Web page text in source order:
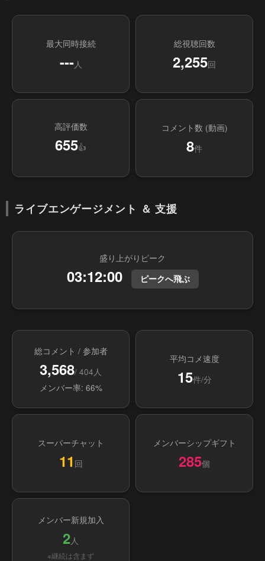
最大同時接続
---人
総視聴回数
2,255回
高評価数
655👍
コメント数 (動画)
8件
ライブエンゲージメント ＆ 支援
盛り上がりピーク
03:12:00 ピークへ飛ぶ
総コメント / 参加者
3,568/ 404人
メンバー率: 66%
平均コメ速度
15件/分
スーパーチャット
11 回
メンバーシップギフト
285個
メンバー新規加入
2人
※継続は含まず